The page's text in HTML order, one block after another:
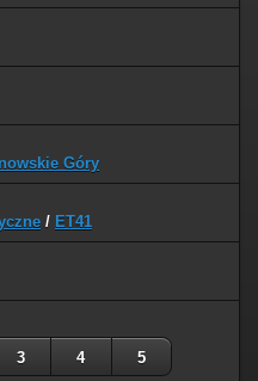
Góry
/ ET41
3 4 5